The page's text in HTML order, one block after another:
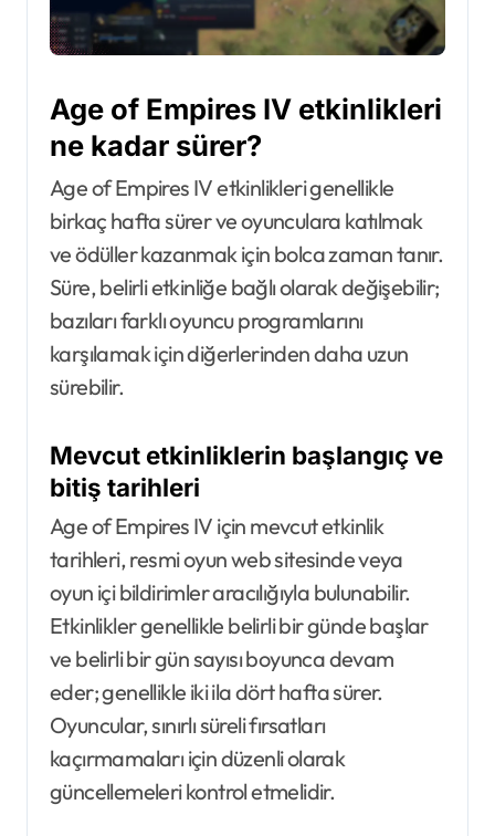
Age of Empires IV etkinlikleri
ne kadar sürer?
Age of Empires IV etkinlikleri genellikle
birkaç hafta sürer ve oyunculara katılmak
ve ödüller kazanmak için bolca zaman tanır.
Süre, belirli etkinliğe bağlı olarak değişebilir;
bazıları farklı oyuncu programlarını
karşılamak için diğerlerinden daha uzun
sürebilir.
Mevcut etkinliklerin başlangıç ve
bitiş tarihleri
Age of Empires IV için mevcut etkinlik
tarihleri, resmi oyun web sitesinde veya
oyun içi bildirimler aracılığıyla bulunabilir.
Etkinlikler genellikle belirli bir günde başlar
ve belirli bir gün sayısı boyunca devam
eder; genellikle iki ila dört hafta sürer.
Oyuncular, sınırlı süreli fırsatları
kaçırmamaları için düzenli olarak
güncellemeleri kontrol etmelidir.